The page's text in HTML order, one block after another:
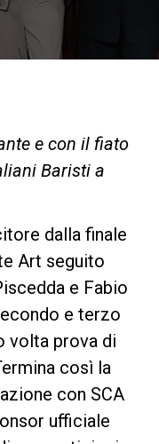
e con il fiato
Baristi a
dalla finale
Art seguito
e Fabio
e terzo
volta prova di
così la
con SCA
ufficiale